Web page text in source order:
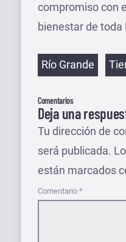
compromiso con
bienestar de toda
Etiquetas
Río Grande
Comentarios
Deja una
Tu dirección de
será publicada.
están marcados
Comentario *